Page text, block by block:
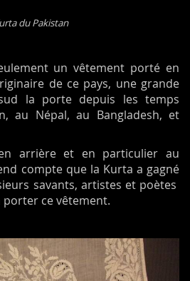
du Pakistan
un vêtement porté en
de ce pays, une grande
la porte depuis les temps
au Népal, au Bangladesh, et
arrière et en particulier au
compte que la Kurta a gagné
savants, artistes et poètes
porter ce vêtement.